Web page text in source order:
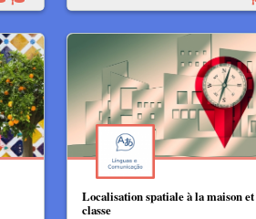
Localisation spatiale à la maison
classe